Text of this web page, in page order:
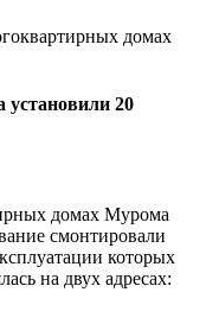
домах
20
домах Мурома
смонтировали
которых
на двух адресах: